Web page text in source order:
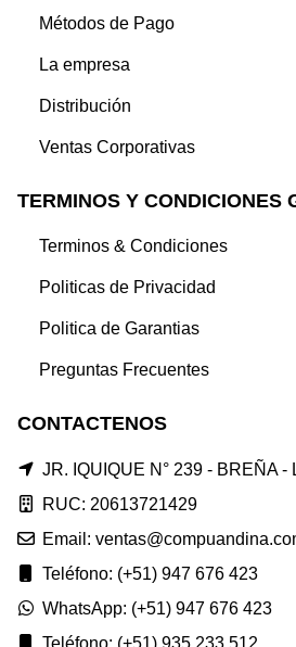
Métodos de Pago
La empresa
Distribución
Ventas Corporativas
TERMINOS Y CONDICIONES
Terminos & Condiciones
Politicas de Privacidad
Politica de Garantias
Preguntas Frecuentes
CONTACTENOS
JR. IQUIQUE N° 239 - BREÑA -
RUC: 20613721429
Email:
Teléfono: (+51) 947 676 423
WhatsApp: (+51) 947 676 423